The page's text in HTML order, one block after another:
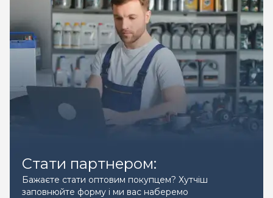
Стати партнером:
Бажаєте стати оптовим покупцем? Хутчіш
заповнюйте форму і ми вас наберемо